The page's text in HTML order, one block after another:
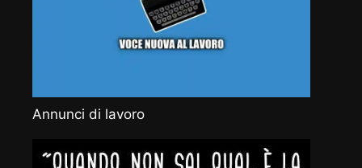
Annunci di lavoro